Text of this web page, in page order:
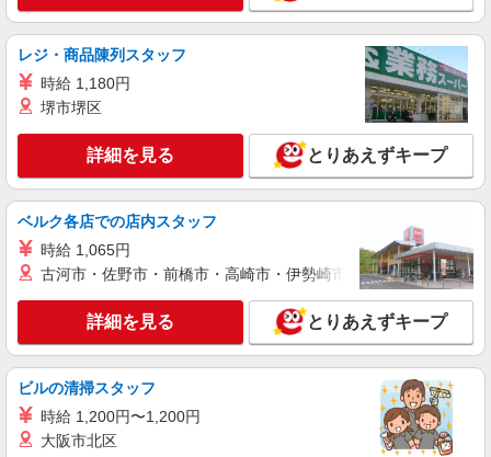
株式会社綜合キャリアオプション（1314VJ0805G31★80-S-T2）
くるまのエンジン部品加工/日払いOK
時給1,500円〜1,875円 ※経験・能力による
※時間外・深夜手当含む 【月収例】34万2000円(8
時間×21日+残業・深夜手当) 交通費：既定支給
キープ 詳細を見る
株式会社綜合キャリアオプション（1314VJ0805G32★10-S-T2）
車ギア部品の機械セット・目視検査/日払いOK
時給1,500円 交通費：既定支給
富山県下新川郡入善町
キープ 詳細を見る
派遣社員
株式会社綜合キャリアオプション（1314VJ0805G32★27-S-T2）
レジ・商品陳列スタッフ
時給 1,180円
堺市堺区
詳細を見る とりあえずキープ
ベルク各店での店内スタッフ
時給 1,065円
古河市・佐野市・前橋市・高崎市・伊勢崎市・太田市・館林市
詳細を見る とりあえずキープ
ビルの清掃スタッフ
時給 1,200円〜1,200円
大阪市北区